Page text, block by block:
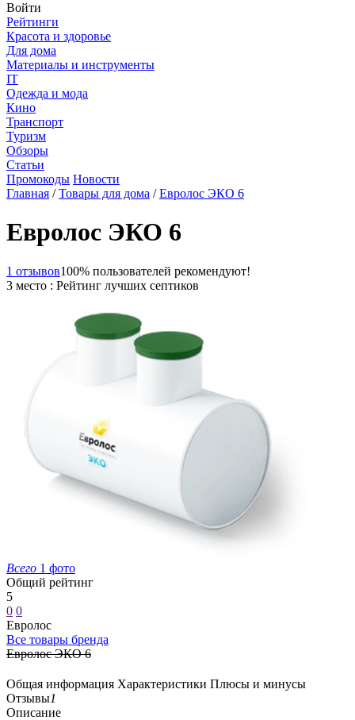
Войти
Рейтинги
Красота и здоровье
Для дома
Материалы и инструменты
IT
Одежда и мода
Кино
Транспорт
Туризм
Обзоры
Статьи
Промокоды Новости
Главная /Товары для дома /Евролос ЭКО 6
Евролос ЭКО 6
1 отзывов100% пользователей рекомендуют!
3 место : Рейтинг лучших септиков
Всего 1 фото
Общий рейтинг
5
0 0
Евролос
Все товары бренда
Евролос ЭКО 6
Общая информация Характеристики Плюсы и минусы
Отзывы1
Описание